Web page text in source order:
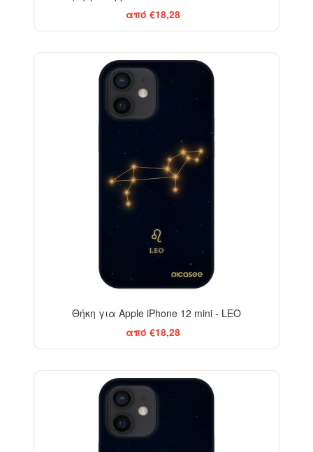
από €18,28
Θήκη για Apple iPhone 12 mini - LEO
από €18,28